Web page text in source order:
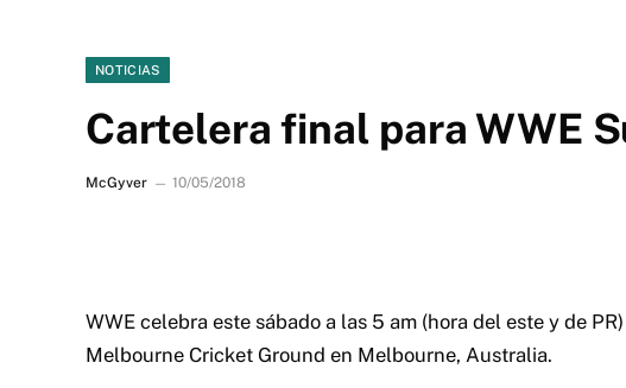
NOTICIAS
Cartelera final para WWE
McGyver 10/05/2018
WWE celebra este sábado a las 5 am (hora del este y de
Melbourne Cricket Ground en Melbourne, Australia.